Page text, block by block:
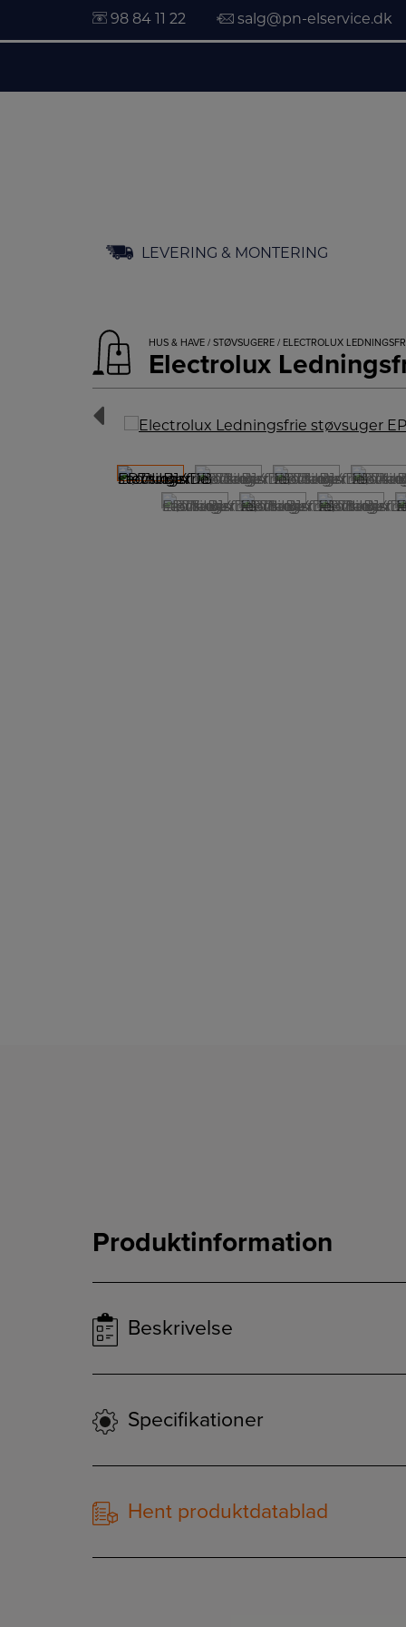
98 84 11 22 salg@pn-elservice.dk
LEVERING & MONTERING
HUS & HAVE / STØVSUGERE / ELECTROLUX
Electrolux
Produktinformation
Beskrivelse
Specifikationer
Hent produktdatablad